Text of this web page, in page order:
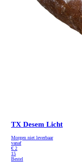
TX Desem Licht
Morgen niet leverbaar
vanaf
€ 2
15
Bestel